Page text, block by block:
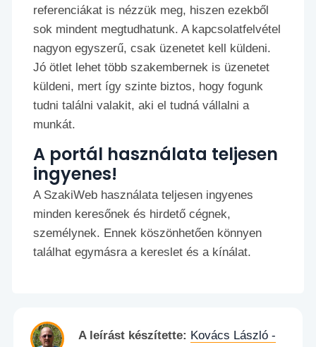
referenciákat is nézzük meg, hiszen ezekből
sok mindent megtudhatunk. A kapcsolatfelvétel
nagyon egyszerű, csak üzenetet kell küldeni.
Jó ötlet lehet több szakembernek is üzenetet
küldeni, mert így szinte biztos, hogy fogunk
tudni találni valakit, aki el tudná vállalni a
munkát.
A portál használata teljesen
ingyenes!
A SzakiWeb használata teljesen ingyenes
minden keresőnek és hirdető cégnek,
személynek. Ennek köszönhetően könnyen
találhat egymásra a kereslet és a kínálat.
A leírást készítette: Kovács László -